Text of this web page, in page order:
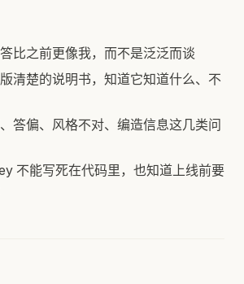
比之前更像我，而不是泛泛而谈
清楚的说明书，知道它知道什么、不
答偏、风格不对、编造信息这几类问
不能写死在代码里，也知道上线前要